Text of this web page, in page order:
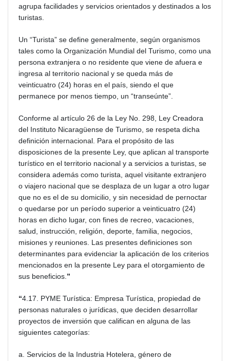
agrupa facilidades y servicios orientados y destinados a los
turistas.
Un “Turista” se define generalmente, según organismos
tales como la Organización Mundial del Turismo, como una
persona extranjera o no residente que viene de afuera e
ingresa al territorio nacional y se queda más de
veinticuatro (24) horas en el país, siendo el que
permanece por menos tiempo, un “transeúnte”.
Conforme al artículo 26 de la Ley No. 298, Ley Creadora
del Instituto Nicaragüense de Turismo, se respeta dicha
definición internacional. Para el propósito de las
disposiciones de la presente Ley, que aplican al transporte
turístico en el territorio nacional y a servicios a turistas, se
considera además como turista, aquel visitante extranjero
o viajero nacional que se desplaza de un lugar a otro lugar
que no es el de su domicilio, y sin necesidad de pernoctar
o quedarse por un período superior a veinticuatro (24)
horas en dicho lugar, con fines de recreo, vacaciones,
salud, instrucción, religión, deporte, familia, negocios,
misiones y reuniones. Las presentes definiciones son
determinantes para evidenciar la aplicación de los criterios
mencionados en la presente Ley para el otorgamiento de
sus beneficios. ”
“4.17. PYME Turística: Empresa Turística, propiedad de
personas naturales o jurídicas, que deciden desarrollar
proyectos de inversión que califican en alguna de las
siguientes categorías:
a. Servicios de la Industria Hotelera, género de